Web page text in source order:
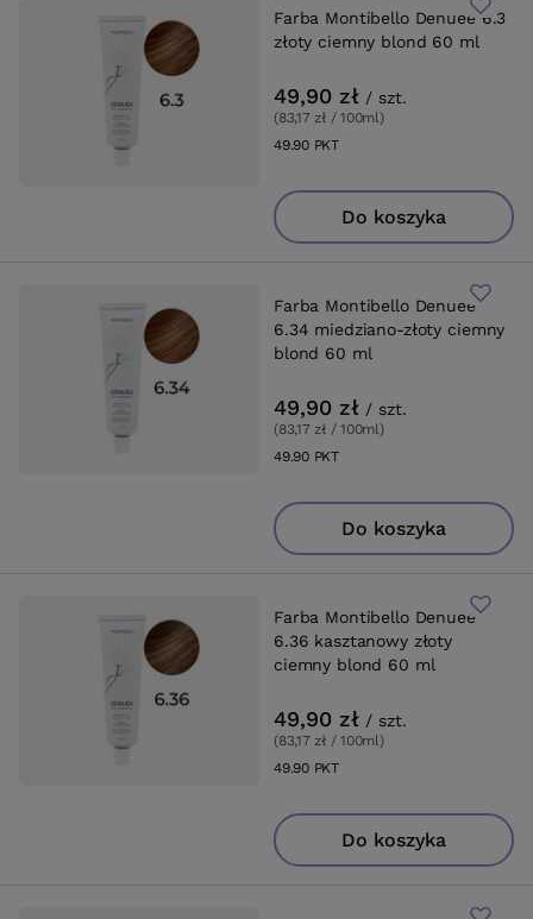
Farba Montibello Denuee 6.3
złoty ciemny blond 60 ml
49,90 zł / szt.
(83,17 zł / 100ml)
49.90PKTpunktów
Do koszyka
Farba Montibello Denuee
6.34 miedziano-złoty ciemny
blond 60 ml
49,90 zł / szt.
(83,17 zł / 100ml)
49.90PKTpunktów
Do koszyka
Farba Montibello Denuee
6.36 kasztanowy złoty
ciemny blond 60 ml
49,90 zł / szt.
(83,17 zł / 100ml)
49.90PKTpunktów
Do koszyka